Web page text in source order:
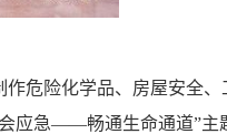
危险化学品、房屋安全、
应急——畅通生命通道”主